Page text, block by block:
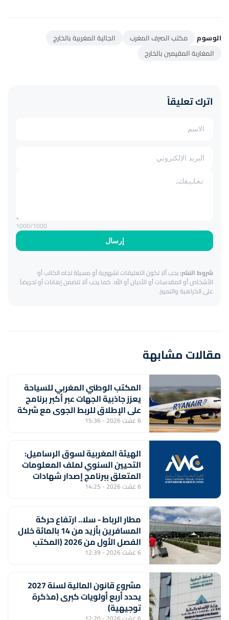
الوسوم مكتب الصرف المغرب
الجالية المغربية بالخارج
المغاربة المقيمين بالخارج
اترك تعليقاً
إرسال
1000/1000
شروط النشر:يجب ألا تكون التعليقات تشهيرية أو مسيئة تجاه الكاتب أو
الأشخاص أو المقدسات أو الأديان أو الله. كما يجب ألا تتضمن إهانات أو تحريضاً
على الكراهية والتمييز.
مقالات مشابهة
المكتب الوطني المغربي للسياحة
يعزز جاذبية الجهات عبر أكبر برنامج
على الإطلاق للربط الجوي مع شركة
"رايان إير"
6 غشت 2026 - 15:36
الهيئة المغربية لسوق الرساميل:
التحيين السنوي لملف المعلومات
المتعلق ببرنامج إصدار شهادات
الإيداع من طرف بنك "CFG"
6 غشت 2026 - 14:25
مطار الرباط - سلا.. ارتفاع حركة
المسافرين بأزيد من 14 بالمائة خلال
الفصل الأول من 2026 (المكتب
الوطني للمطارات)
6 غشت 2026 - 12:39
مشروع قانون المالية لسنة 2027
يحدد أربع أولويات كبرى (مذكرة
توجيهية)